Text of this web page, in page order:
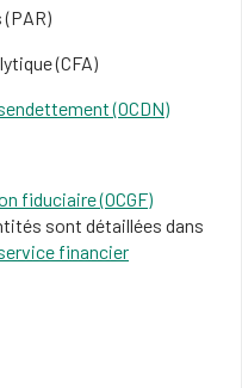
(CFA)
(OCDN)
fiduciaire (OCGF)
sont détaillées dans
financier